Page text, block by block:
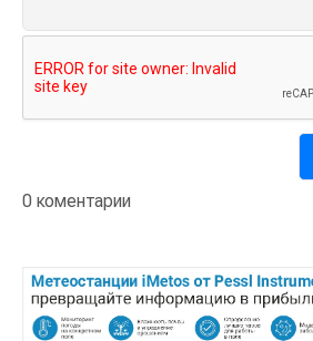
0 коментарии